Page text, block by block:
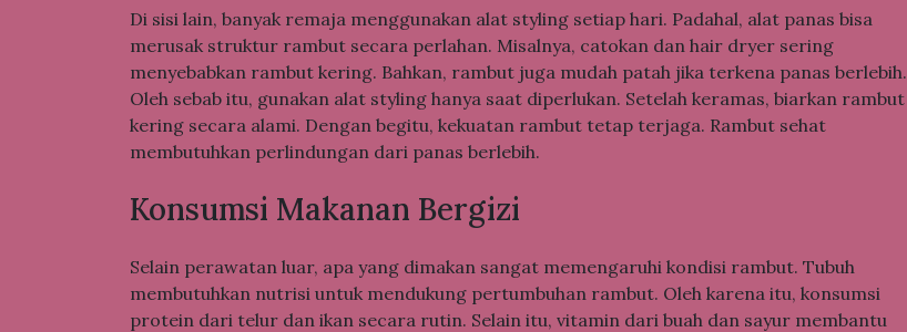
Di sisi lain, banyak remaja menggunakan alat styling setiap hari. Padahal, alat panas bisa
merusak struktur rambut secara perlahan. Misalnya, catokan dan hair dryer sering
menyebabkan rambut kering. Bahkan, rambut juga mudah patah jika terkena panas berlebih.
Oleh sebab itu, gunakan alat styling hanya saat diperlukan. Setelah keramas, biarkan rambut
kering secara alami. Dengan begitu, kekuatan rambut tetap terjaga. Rambut sehat
membutuhkan perlindungan dari panas berlebih.
Konsumsi Makanan Bergizi
Selain perawatan luar, apa yang dimakan sangat memengaruhi kondisi rambut. Tubuh
membutuhkan nutrisi untuk mendukung pertumbuhan rambut. Oleh karena itu, konsumsi
protein dari telur dan ikan secara rutin. Selain itu, vitamin dari buah dan sayur membantu